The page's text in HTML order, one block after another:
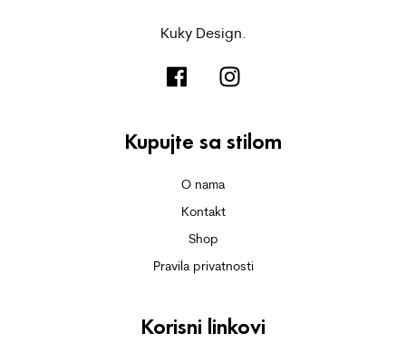
Kuky Design.
Kupujte sa stilom
O nama
Kontakt
Shop
Pravila privatnosti
Korisni linkovi